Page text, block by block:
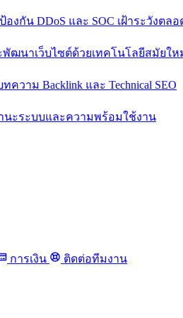
องกัน DDoS และ SOC เฝ้าระวังตลอ
ฒนาเว็บไซต์ด้วยเทคโนโลยีสมัยให
วาม Backlink และ Technical SEO
นะระบบและความพร้อมใช้งาน
การเงิน ติดต่อทีมงาน